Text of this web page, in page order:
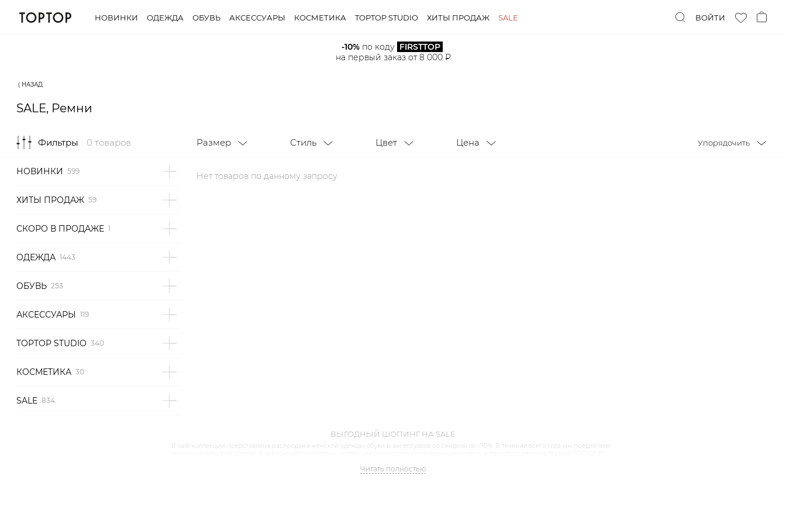
НОВИНКИ ОДЕЖДА ОБУВЬ АКСЕССУАРЫ КОСМЕТИКА TOPTOP STUDIO ХИТЫ ПРОДАЖ SALE ВОЙТИ
-10% по коду FIRSTTOP
на первый заказ от 8 000 ₽
⟨ НАЗАД
SALE, Ремни
Фильтры 0 товаров Размер Стиль Цвет Цена Упорядочить
Цвет
НОВИНКИ
ХИТЫ ПРОДАЖ
СКОРО В ПРОДАЖЕ
ОДЕЖДА
ОБУВЬ
АКСЕССУАРЫ
TOPTOP STUDIO
КОСМЕТИКА
SALE
Нет товаров по данному запросу
ВЫГОДНЫЙ ШОПИНГ НА SALE
В sale-коллекции представлена распродажа женской одежды, обуви и аксессуаров со скидкой до -70%. В течение всего года мы предлагаем
всего обращать внимание на базовые модели — у нас вы сможете найти лаконичные модели, которые будут актуальны не один сезон. Также
на сайте представлена распродажа женской обуви. Женская обувь из натуральной кожи и экоматериалов: универсальные ботильоны,
Читать полностью